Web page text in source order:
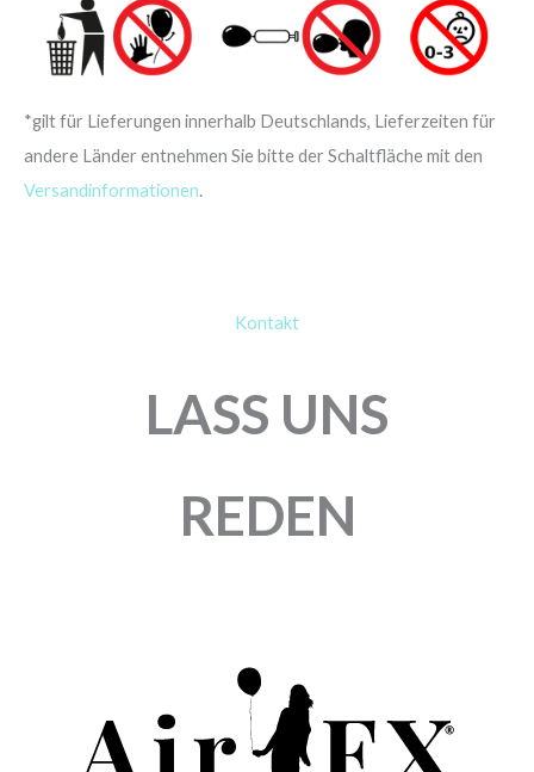
*gilt für Lieferungen innerhalb Deutschlands, Lieferzeiten für
andere Länder entnehmen Sie bitte der Schaltfläche mit den
Versandinformationen.
Kontakt
LASS UNS
REDEN